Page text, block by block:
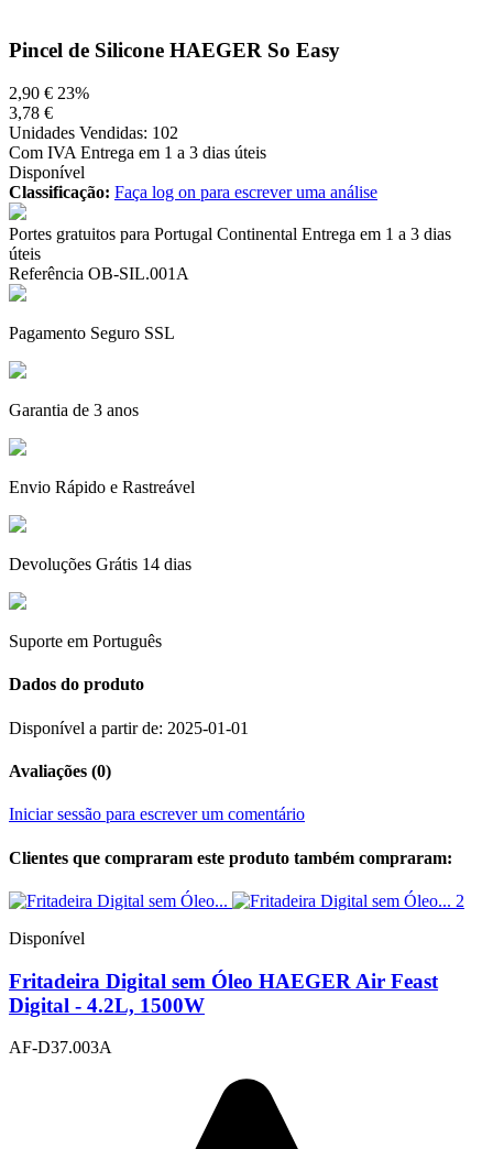
Pincel de Silicone HAEGER So Easy
2,90 € 23%
3,78 €
Unidades Vendidas: 102
Com IVA Entrega em 1 a 3 dias úteis
Disponível
Classificação: Faça log on para escrever uma análise
Portes gratuitos para Portugal Continental Entrega em 1 a 3 dias
úteis
Referência OB-SIL.001A
Pagamento Seguro SSL
Garantia de 3 anos
Envio Rápido e Rastreável
Devoluções Grátis 14 dias
Suporte em Português
Dados do produto
Disponível a partir de: 2025-01-01
Avaliações (0)
Iniciar sessão para escrever um comentário
Clientes que compraram este produto também compraram:
Disponível
Fritadeira Digital sem Óleo HAEGER Air Feast
Digital - 4.2L, 1500W
AF-D37.003A